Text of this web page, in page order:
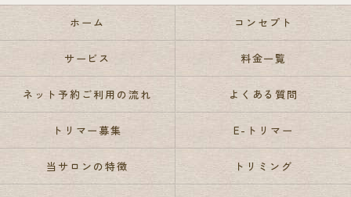
ホーム コンセプト
サービス 料金一覧
ネット予約ご利用の流れ よくある質問
トリマー募集 E-トリマー
当サロンの特徴 トリミング